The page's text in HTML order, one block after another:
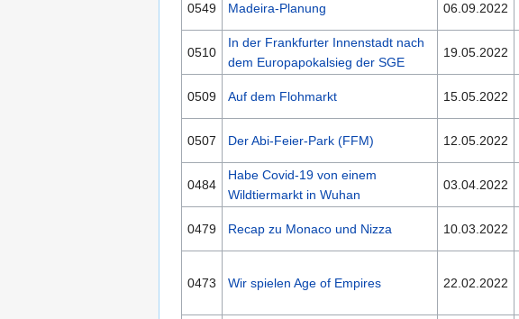
0549 Madeira-Planung 06.09.2022
0510
In der Frankfurter Innenstadt nach
dem Europapokalsieg der SGE
19.05.2022
0509 Auf dem Flohmarkt 15.05.2022
0507 Der Abi-Feier-Park (FFM) 12.05.2022
0484
Habe Covid-19 von einem
Wildtiermarkt in Wuhan
03.04.2022
0479 Recap zu Monaco und Nizza 10.03.2022
0473 Wir spielen Age of Empires 22.02.2022